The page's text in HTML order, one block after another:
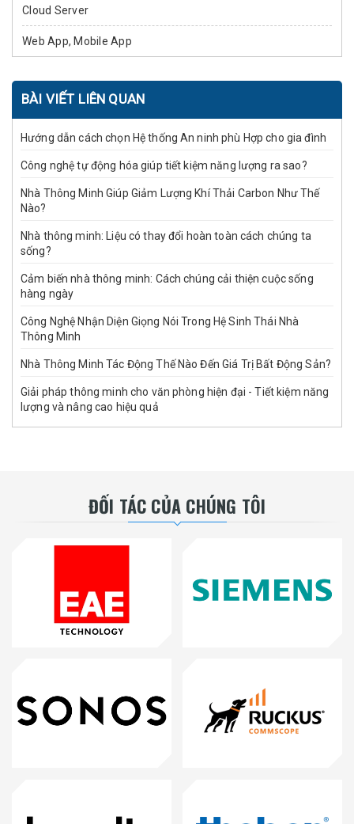
Cloud Server
Web App, Mobile App
BÀI VIẾT LIÊN QUAN
Hướng dẫn cách chọn Hệ thống An ninh phù Hợp cho gia đình
Công nghệ tự động hóa giúp tiết kiệm năng lượng ra sao?
Nhà Thông Minh Giúp Giảm Lượng Khí Thải Carbon Như Thế
Nào?
Nhà thông minh: Liệu có thay đổi hoàn toàn cách chúng ta
sống?
Cảm biến nhà thông minh: Cách chúng cải thiện cuộc sống
hàng ngày
Công Nghệ Nhận Diện Giọng Nói Trong Hệ Sinh Thái Nhà
Thông Minh
Nhà Thông Minh Tác Động Thế Nào Đến Giá Trị Bất Động Sản?
Giải pháp thông minh cho văn phòng hiện đại - Tiết kiệm năng
lượng và nâng cao hiệu quả
ĐỐI TÁC CỦA CHÚNG TÔI